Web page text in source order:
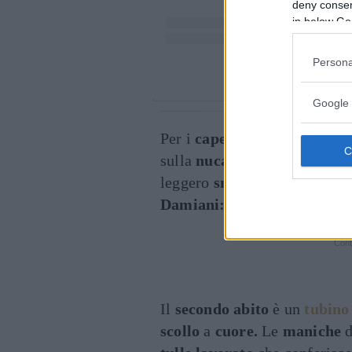
deny
in below
Google
Per i capelli la showgirl ha
sulla nuca,
leggero smokey eyes.I
Damiani:
un paio di
Il secondo abito è un tubino
scollo a cuore. Le maniche